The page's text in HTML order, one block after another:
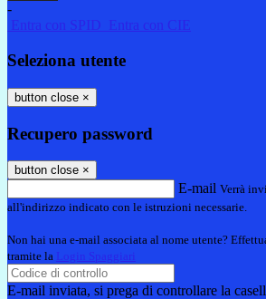
-
Entra con SPID
Entra con CIE
Seleziona utente
button close ×
Recupero password
button close ×
E-mail Verrà
all'indirizzo indicato con le istruzioni necessarie.
Non hai una e-mail associata al nome utente?
tramite la Login Spaggiari
E-mail inviata, si prega di controllare la